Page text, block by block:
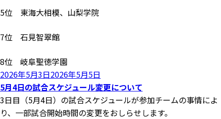
5位 東海大相模、山梨学院
7位 石見智翠館
8位 岐阜聖徳学園
投
稿
日:
2026年5月3日2026年5月5日
5月4日の試合スケジュール変更について
3日目（5月4日）の試合スケジュールが参加チームの事情によ
り、一部試合開始時間の変更をおしらせします。